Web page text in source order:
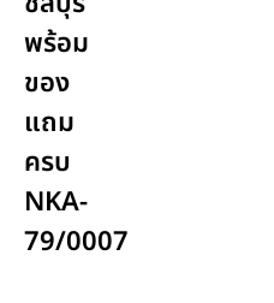
พร้อม
ของ
แถม
ครบ
NKA-
79/0007